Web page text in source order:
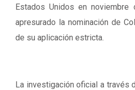
Estados Unidos en
apresurado la nominación de
de su aplicación estricta.
La investigación oficial a través